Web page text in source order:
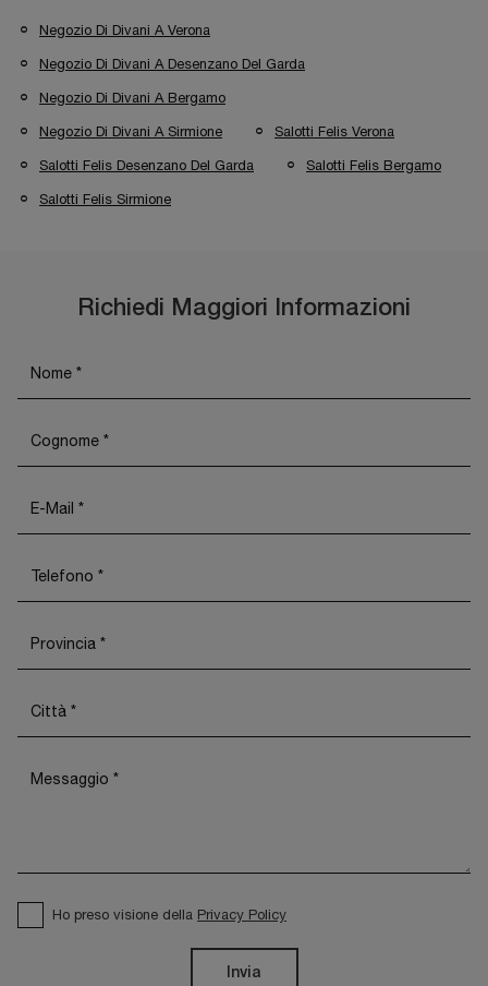
Negozio Di Divani A Verona
Negozio Di Divani A Desenzano Del Garda
Negozio Di Divani A Bergamo
Negozio Di Divani A Sirmione Salotti Felis Verona
Salotti Felis Desenzano Del Garda Salotti Felis Bergamo
Salotti Felis Sirmione
Richiedi Maggiori Informazioni
Ho preso visione della Privacy Policy
Invia